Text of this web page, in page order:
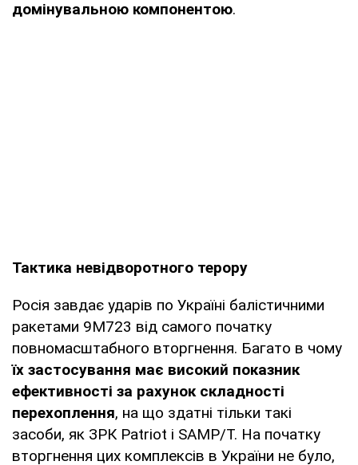
домінувальною компонентою.
Тактика невідворотного терору
Росія завдає ударів по Україні балістичними
ракетами 9М723 від самого початку
повномасштабного вторгнення. Багато в чому
їх застосування має високий показник
ефективності за рахунок складності
перехоплення, на що здатні тільки такі
засоби, як ЗРК Patriot і SAMP/T. На початку
вторгнення цих комплексів в України не було,